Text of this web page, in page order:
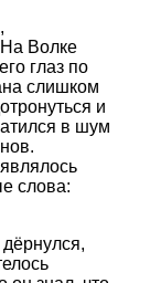
Волке
глаз по
слишком
и
в шум
слова: